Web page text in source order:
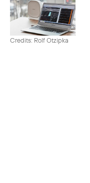
Credits: Rolf Otzipka